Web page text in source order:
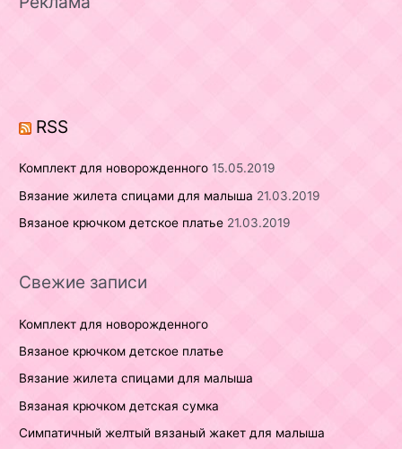
:
RSS
Комплект для новорожденного 15.05.2019
Вязание жилета спицами для малыша 21.03.2019
Вязаное крючком детское платье 21.03.2019
Свежие записи
Комплект для новорожденного
Вязаное крючком детское платье
Вязание жилета спицами для малыша
Вязаная крючком детская сумка
Симпатичный желтый вязаный жакет для малыша